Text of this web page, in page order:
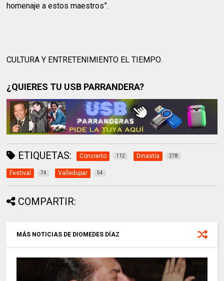
homenaje a estos maestros”.
CULTURA Y ENTRETENIMIENTO EL TIEMPO.
¿QUIERES TU USB PARRANDERA?
ETIQUETAS: Concierto 112 Dinastía 278
Festival 74 Valledupar 54
COMPARTIR:
MÁS NOTICIAS DE DIOMEDES DÍAZ